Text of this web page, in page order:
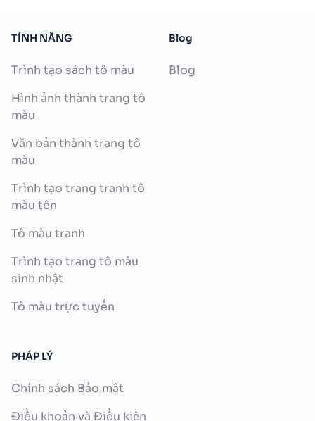
TÍNH NĂNG
Trình tạo sách tô màu
Hình ảnh thành trang tô
màu
Văn bản thành trang tô
màu
Trình tạo trang tranh tô
màu tên
Tô màu tranh
Trình tạo trang tô màu
sinh nhật
Tô màu trực tuyến
Blog
Blog
PHÁP LÝ
Chính sách Bảo mật
Điều khoản và Điều kiện